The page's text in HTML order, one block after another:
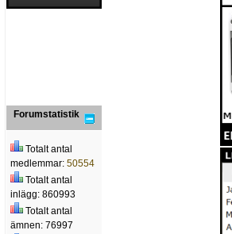
Forumstatistik
Totalt antal
medlemmar: 50554
Totalt antal
inlägg: 860993
Totalt antal
ämnen: 76997